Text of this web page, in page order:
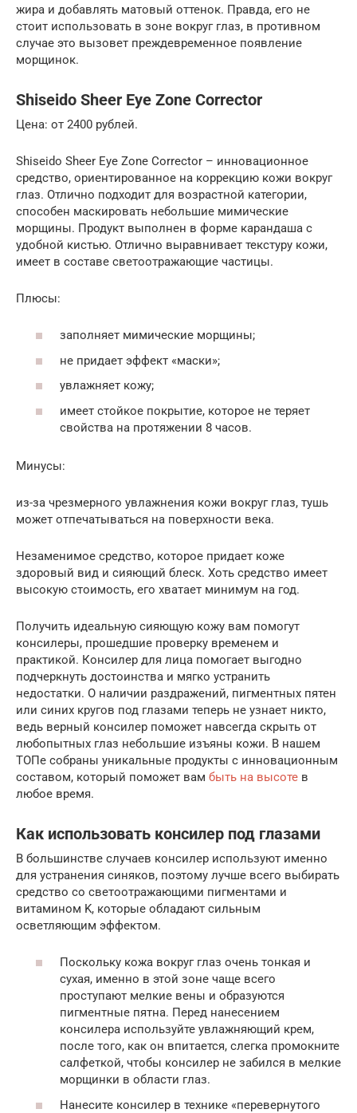
жира и добавлять матовый оттенок. Правда, его не
стоит использовать в зоне вокруг глаз, в противном
случае это вызовет преждевременное появление
морщинок.
Shiseido Sheer Eye Zone Corrector
Цена: от 2400 рублей.
Shiseido Sheer Eye Zone Corrector – инновационное
средство, ориентированное на коррекцию кожи вокруг
глаз. Отлично подходит для возрастной категории,
способен маскировать небольшие мимические
морщины. Продукт выполнен в форме карандаша с
удобной кистью. Отлично выравнивает текстуру кожи,
имеет в составе светоотражающие частицы.
Плюсы:
заполняет мимические морщины;
не придает эффект «маски»;
увлажняет кожу;
имеет стойкое покрытие, которое не теряет
свойства на протяжении 8 часов.
Минусы:
из-за чрезмерного увлажнения кожи вокруг глаз, тушь
может отпечатываться на поверхности века.
Незаменимое средство, которое придает коже
здоровый вид и сияющий блеск. Хоть средство имеет
высокую стоимость, его хватает минимум на год.
Получить идеальную сияющую кожу вам помогут
консилеры, прошедшие проверку временем и
практикой. Консилер для лица помогает выгодно
подчеркнуть достоинства и мягко устранить
недостатки. О наличии раздражений, пигментных пятен
или синих кругов под глазами теперь не узнает никто,
ведь верный консилер поможет навсегда скрыть от
любопытных глаз небольшие изъяны кожи. В нашем
ТОПе собраны уникальные продукты с инновационным
составом, который поможет вам быть на высоте в
любое время.
Как использовать консилер под глазами
В большинстве случаев консилер используют именно
для устранения синяков, поэтому лучше всего выбирать
средство со светоотражающими пигментами и
витамином K, которые обладают сильным
осветляющим эффектом.
Поскольку кожа вокруг глаз очень тонкая и
сухая, именно в этой зоне чаще всего
проступают мелкие вены и образуются
пигментные пятна. Перед нанесением
консилера используйте увлажняющий крем,
после того, как он впитается, слегка промокните
салфеткой, чтобы консилер не забился в мелкие
морщинки в области глаз.
Нанесите консилер в технике «перевернутого